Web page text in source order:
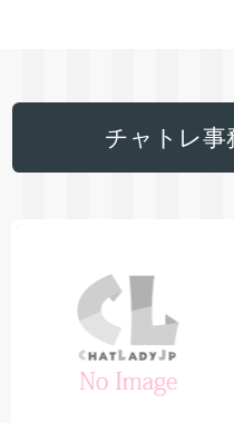
チャトレ事